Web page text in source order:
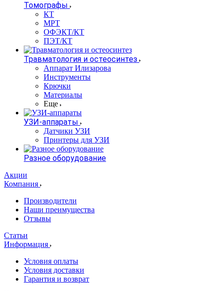
Томографы
КТ
МРТ
ОФЭКТ/КТ
ПЭТ/КТ
Травматология и остеосинтез
Аппарат Илизарова
Инструменты
Крючки
Материалы
Еще
УЗИ-аппараты
Датчики УЗИ
Принтеры для УЗИ
Разное оборудование
Акции
Компания
Производители
Наши преимущества
Отзывы
Статьи
Информация
Условия оплаты
Условия доставки
Гарантия и возврат